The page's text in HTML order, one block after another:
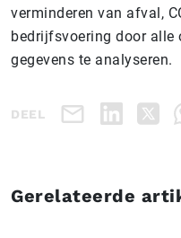
verminderen van afval,
bedrijfsvoering door alle
gegevens te analyseren.
DEEL
Gerelateerde